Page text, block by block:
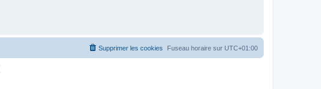
Fuseau horaire sur UTC+01:00
Supprimer les cookies